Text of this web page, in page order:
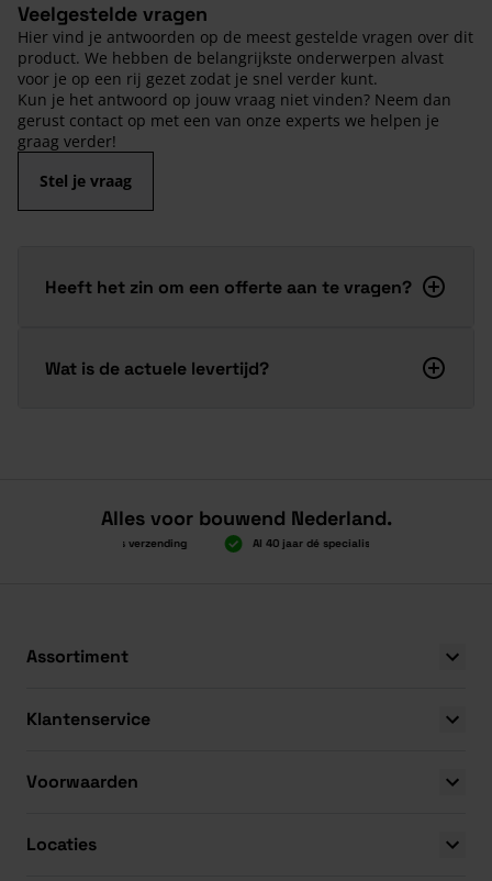
Veelgestelde vragen
Hier vind je antwoorden op de meest gestelde vragen over dit
product. We hebben de belangrijkste onderwerpen alvast
voor je op een rij gezet zodat je snel verder kunt.
Kun je het antwoord op jouw vraag niet vinden? Neem dan
gerust contact op met een van onze experts we helpen je
graag verder!
Stel je vraag
Heeft het zin om een offerte aan te vragen?
Wat is de actuele levertijd?
Alles voor bouwend Nederland.
Boven 2.000 gratis verzending Al 40 jaar dé specialist
Assortiment
Klantenservice
Voorwaarden
Locaties